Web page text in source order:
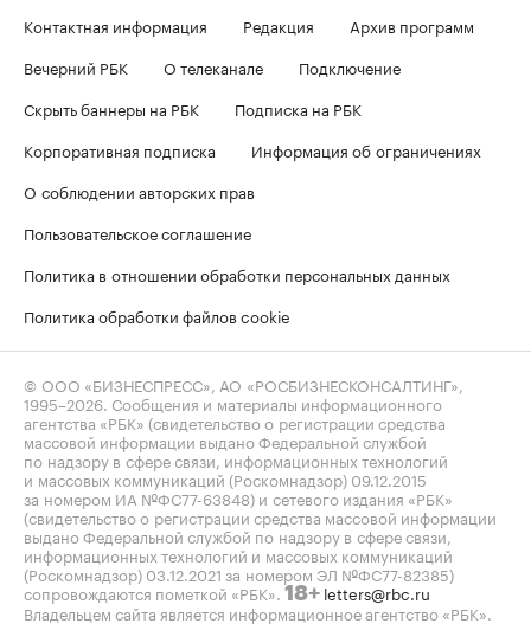
Контактная информация Редакция
Архив программ
Вечерний РБК
О телеканале
Подключение
Скрыть баннеры на РБК
Подписка на РБК
Корпоративная подписка
Информация об ограничениях
О соблюдении авторских прав
Пользовательское соглашение
Политика в отношении обработки персональных данных
Политика обработки файлов cookie
© ООО «БИЗНЕСПРЕСС», АО «РОСБИЗНЕСКОНСАЛТИНГ»,
1995–2026 . Сообщения и материалы информационного
агентства «РБК» (свидетельство о регистрации средства
массовой информации выдано Федеральной службой
по надзору в сфере связи, информационных технологий
и массовых коммуникаций (Роскомнадзор) 09.12.2015
за номером ИА №ФС77-63848) и сетевого издания «РБК»
(свидетельство о регистрации средства массовой информации
выдано Федеральной службой по надзору в сфере связи,
информационных технологий и массовых коммуникаций
(Роскомнадзор) 03.12.2021 за номером ЭЛ №ФС77-82385)
сопровождаются пометкой «РБК». 18+ letters@rbc.ru
Владельцем сайта является информационное агентство «РБК».